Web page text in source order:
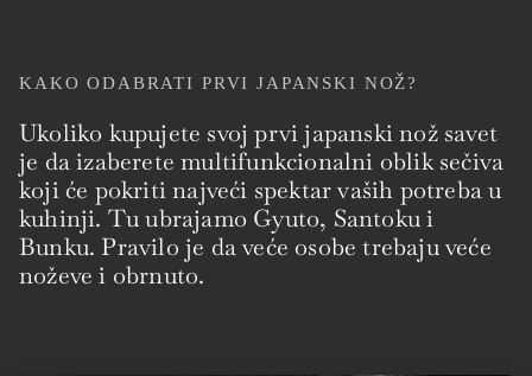
KAKO ODABRATI PRVI JAPANSKI NOŽ?
Ukoliko kupujete svoj prvi japanski nož savet
je da izaberete multifunkcionalni oblik sečiva
koji će pokriti najveći spektar vaših potreba u
kuhinji. Tu ubrajamo Gyuto, Santoku i
Bunku. Pravilo je da veće osobe trebaju veće
noževe i obrnuto.